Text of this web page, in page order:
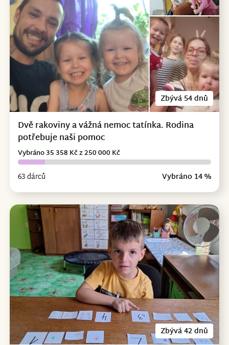
Zbývá 54 dnů
Dvě rakoviny a vážná nemoc tatínka. Rodina
potřebuje naši pomoc
63 dárců Vybráno 14 %
Vybráno 35 358 Kč z 250 000 Kč
Zbývá 42 dnů